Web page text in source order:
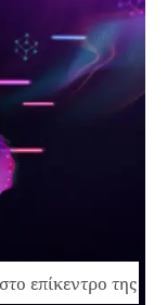
επίκεντρο της